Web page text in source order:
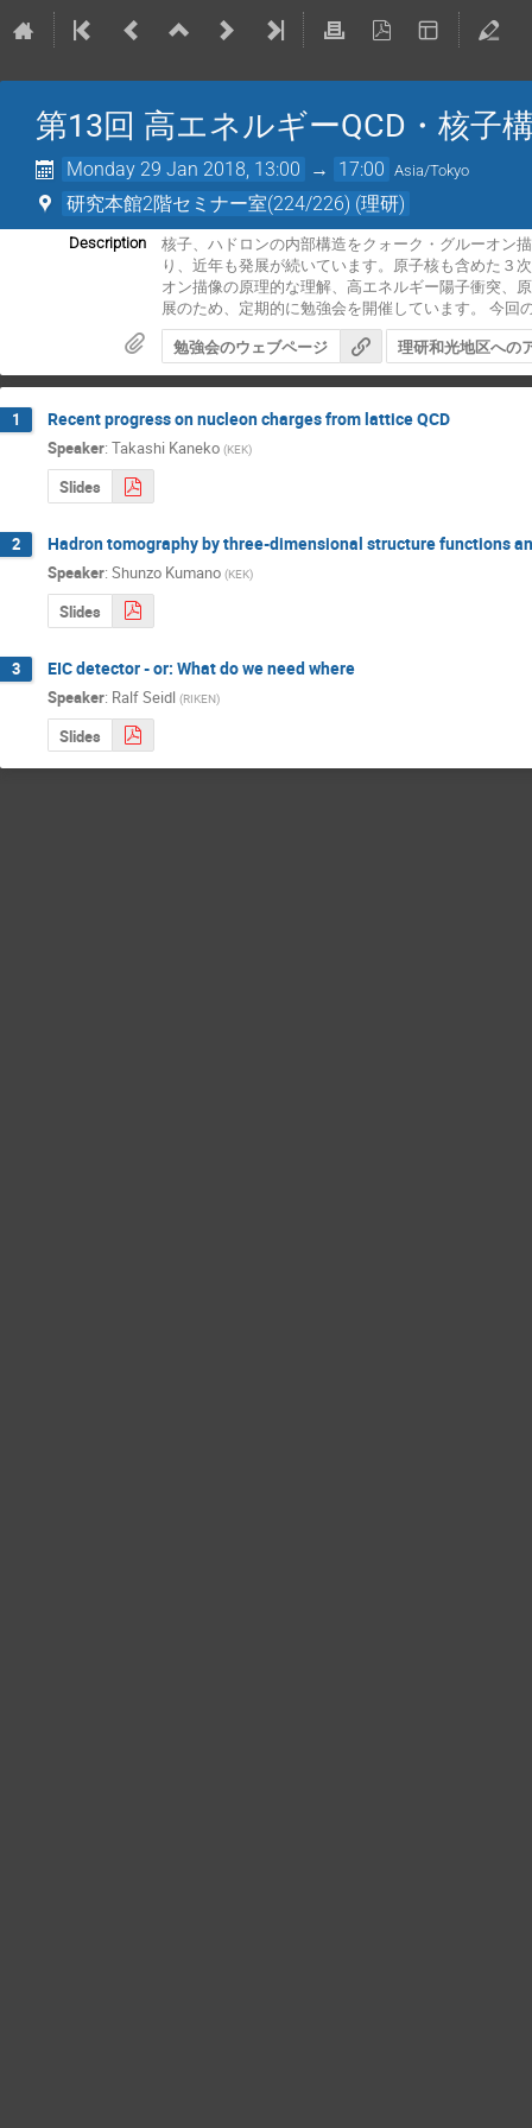
第13回 高エネルギーQCD・核子
Monday 29 Jan 2018, 13:00 → 17:00 Asia/Tokyo
研究本館2階セミナー室(224/226) (理研)
Description
核子、ハドロンの内部構造をクォーク・グルーオン
り、近年も発展が続いています。原子核も含めた３
オン描像の原理的な理解、高エネルギー陽子衝突、
展のため、定期的に勉強会を開催しています。 今回
勉強会のウェブページ
理研和光地区への
1 Recent progress on nucleon charges from lattice QCD
Speaker: Takashi Kaneko (KEK)
Slides
2 Hadron tomography by three-dimensional structure functions
Speaker: Shunzo Kumano (KEK)
Slides
3 EIC detector - or: What do we need where
Speaker: Ralf Seidl (RIKEN)
Slides